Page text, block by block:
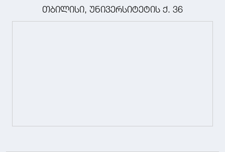
თბილისი, უნივერსიტეტის ქ. 36